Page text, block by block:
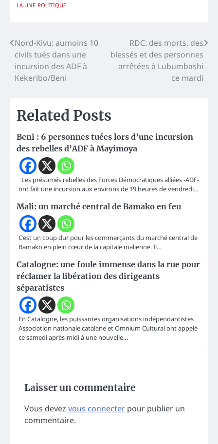
LA UNE POLITIQUE
Navigation
de
l’article
Nord-Kivu: aumoins 10
civils tués dans une
incursion des ADF à
Kekeribo/Beni
RDC: des morts, des
blessés et des personnes
arrêtées à Lubumbashi
ce mardi
Related Posts
Beni : 6 personnes tuées lors d’une incursion
des rebelles d’ADF à Mayimoya
Les présumés rebelles des Forces Démocratiques alliées -ADF-
ont fait une incursion aux environs de 19 heures de vendredi…
Mali: un marché central de Bamako en feu
C’est un coup dur pour les commerçants du marché central de
Bamako en plein cœur de la capitale malienne. Il…
Catalogne: une foule immense dans la rue pour
réclamer la libération des dirigeants
séparatistes
En Catalogne, les puissantes organisations indépendantistes
Association nationale catalane et Omnium Cultural ont appelé
ce samedi après-midi à une nouvelle…
Laisser un commentaire
Vous devez vous connecter pour publier un
commentaire.